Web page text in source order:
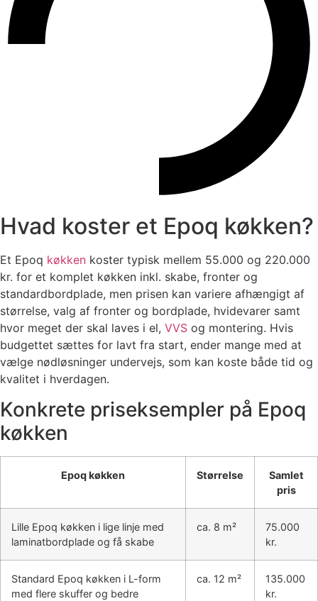
Hvad koster et Epoq køkken?
Et Epoq køkken koster typisk mellem 55.000 og 220.000
kr. for et komplet køkken inkl. skabe, fronter og
standardbordplade, men prisen kan variere afhængigt af
størrelse, valg af fronter og bordplade, hvidevarer samt
hvor meget der skal laves i el, VVS og montering. Hvis
budgettet sættes for lavt fra start, ender mange med at
vælge nødløsninger undervejs, som kan koste både tid og
kvalitet i hverdagen.
Konkrete priseksempler på Epoq
køkken
Epoq køkken Størrelse
Samlet
pris
Lille Epoq køkken i lige linje med
laminatbordplade og få skabe
ca. 8 m²
75.000
kr.
Standard Epoq køkken i L-form
med flere skuffer og bedre
ca. 12 m²
135.000
kr.